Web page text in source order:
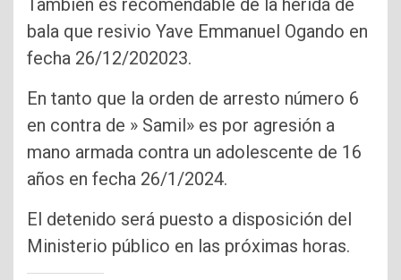
También es recomendable de la herida de
bala que resivio Yave Emmanuel Ogando en
fecha 26/12/202023.
En tanto que la orden de arresto número 6
en contra de » Samil» es por agresión a
mano armada contra un adolescente de 16
años en fecha 26/1/2024.
El detenido será puesto a disposición del
Ministerio público en las próximas horas.